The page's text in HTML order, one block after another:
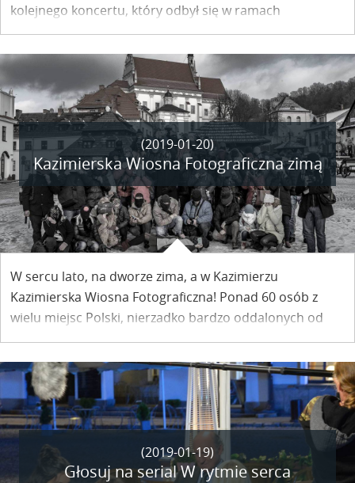
kolejnego koncertu, który odbył się w ramach
Kazimierskiego Noworocznego Festiwalu Organowego w
kościele farnym.
(2019-01-20)
Kazimierska Wiosna Fotograficzna zimą
W sercu lato, na dworze zima, a w Kazimierzu
Kazimierska Wiosna Fotograficzna! Ponad 60 osób z
wielu miejsc Polski, nierzadko bardzo oddalonych od
Kazimierza zgromadziło się w sobotę, by poszerzyć
swoje horyzonty i przeżyć kolejną przygodę z Fotografią
przez duże F.
(2019-01-19)
Głosuj na serial W rytmie serca